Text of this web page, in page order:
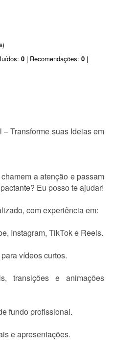
0 | Recomendações: 0 |
Transforme suas Ideias em
a atenção e passam
Eu posso te ajudar!
com experiência em:
Instagram, TikTok e Reels.
vídeos curtos.
transições e animações
fundo profissional.
e apresentações.